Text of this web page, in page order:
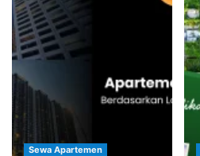
Sewa Apartemen